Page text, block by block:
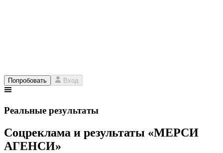
Попробовать Вход
Реальные результаты
Соцреклама и результаты «МЕРСИ
АГЕНСИ»